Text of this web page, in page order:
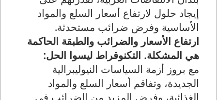
إيجاد حلول لارتفاع أسعار السلع والمواد
الأساسية وفرض ضرائب مستحدثة.
ارتفاع الأسعار والضرائب والطبقة الحاكمة
هي المشكلة. التكنوقراط ليسوا الحل:
مع بروز أزمة السياسات النيوليبرالية
الجديدة، وتفاقم أسعار السلع والمواد
الغذائية، وفرض المزيد من الضرائب في